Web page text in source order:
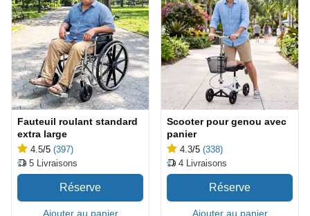
Fauteuil roulant standard
extra large
4.5/5 (397)
5 Livraisons
Ajouter au panier
Scooter pour genou avec
panier
4.3/5 (338)
4 Livraisons
Ajouter au panier